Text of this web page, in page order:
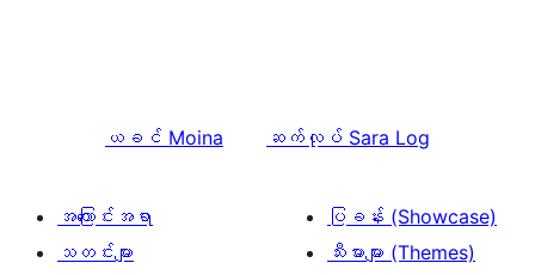
ယခင် Moina ဆက်လုပ် Sara Log
အကြောင်းအရာ
သတင်းများ
ပြခန်း (Showcase)
သီးမားများ (Themes)